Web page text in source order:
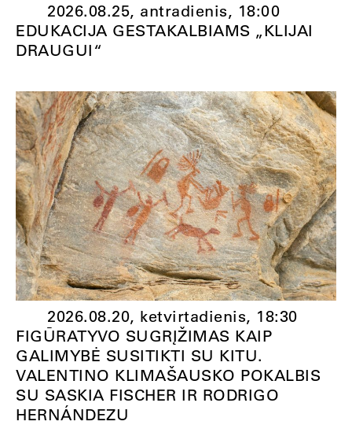
2026.08.25, antradienis, 18:00
EDUKACIJA GESTAKALBIAMS „KLIJAI
DRAUGUI“
2026.08.20, ketvirtadienis, 18:30
FIGŪRATYVO SUGRĮŽIMAS KAIP
GALIMYBĖ SUSITIKTI SU KITU.
VALENTINO KLIMAŠAUSKO POKALBIS
SU SASKIA FISCHER IR RODRIGO
HERNÁNDEZU